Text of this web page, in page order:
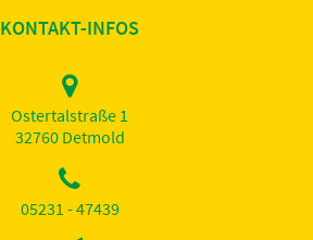
KONTAKT-INFOS
Ostertalstraße 1
32760 Detmold
05231 - 47439